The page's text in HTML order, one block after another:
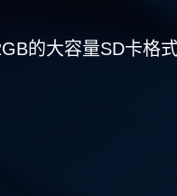
的大容量SD卡格